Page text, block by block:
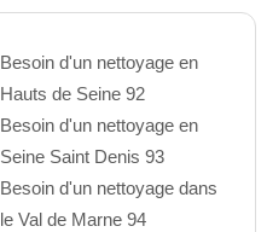
Besoin d'un nettoyage en
Hauts de Seine 92
Besoin d'un nettoyage en
Seine Saint Denis 93
Besoin d'un nettoyage dans
le Val de Marne 94